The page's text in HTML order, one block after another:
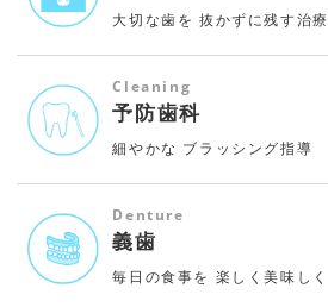
大切な歯を 抜かずに残す治療
Cleaning
予防歯科
細やかな ブラッシング指導
Denture
義歯
毎日の食事を 楽しく美味しく